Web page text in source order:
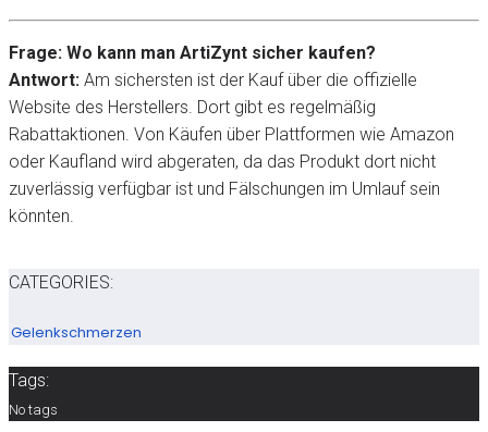
Frage: Wo kann man ArtiZynt sicher kaufen?
Antwort: Am sichersten ist der Kauf über die offizielle
Website des Herstellers. Dort gibt es regelmäßig
Rabattaktionen. Von Käufen über Plattformen wie Amazon
oder Kaufland wird abgeraten, da das Produkt dort nicht
zuverlässig verfügbar ist und Fälschungen im Umlauf sein
könnten.
CATEGORIES:
Gelenkschmerzen
Tags:
No tags